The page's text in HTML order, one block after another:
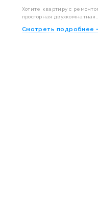
Хотите квартиру с
просторная двухкомнатная...
Смотреть подробнее